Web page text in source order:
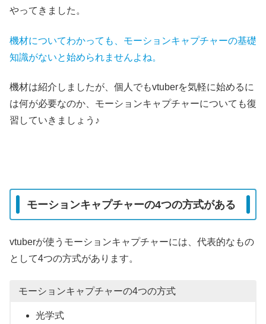
やってきました。
機材についてわかっても
、モーションキャプチャーの基礎
知識がないと始められませんよね。
機材は紹介しましたが、個人でもvtuberを気軽に始めるに
は何が必要なのか、モーションキャプチャーについても復
習していきましょう♪
モーションキャプチャーの4つの方式がある
vtuberが使うモーションキャプチャーには、代表的なもの
として4つの方式があります。
モーションキャプチャーの4つの方式
光学式